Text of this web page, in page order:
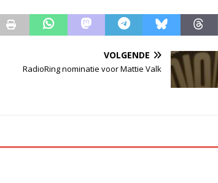
VOLGENDE
RadioRing nominatie voor Mattie Valk